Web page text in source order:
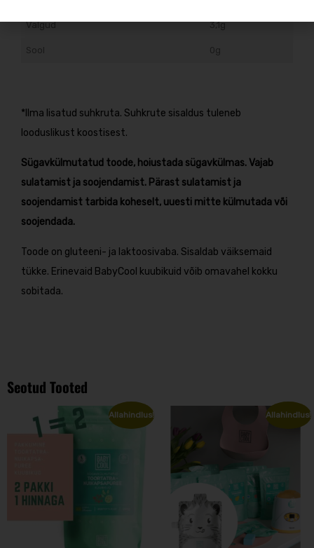
Valgud 3,1g
Sool 0g
*Ilma lisatud suhkruta. Suhkrute sisaldus tuleneb
looduslikust koostisest.
Sügavkülmutatud toode, hoiustada sügavkülmas. Vajab
sulatamist ja soojendamist. Pärast sulatamist ja
soojendamist tarbida koheselt, uuesti mitte külmutada või
soojendada.
Toode on gluteeni- ja laktoosivaba. Sisaldab väiksemaid
tükke. Erinevaid BabyCool kuubikuid võib omavahel kokku
sobitada.
Seotud Tooted
Allahindlus! Allahindlus!